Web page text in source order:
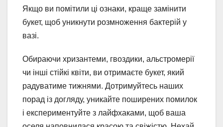
Якщо ви помітили ці ознаки, краще замінити
букет, щоб уникнути розмноження бактерій у
вазі.
Обираючи хризантеми, гвоздики, альстромерії
чи інші стійкі квіти, ви отримаєте букет, який
радуватиме тижнями. Дотримуйтесь наших
порад із догляду, уникайте поширених помилок
і експериментуйте з лайфхаками, щоб ваша